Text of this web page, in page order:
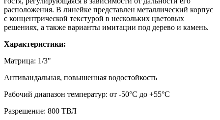
расположения. В линейке представлен металлический корпус
с концентрической текстурой в нескольких цветовых
решениях, а также варианты имитации под дерево и камень.
Характеристики:
Матрица: 1/3"
Антивандальная, повышенная водостойкость
Рабочий диапазон температур: от -50°C до +55°C
Разрешение: 800 ТВЛ